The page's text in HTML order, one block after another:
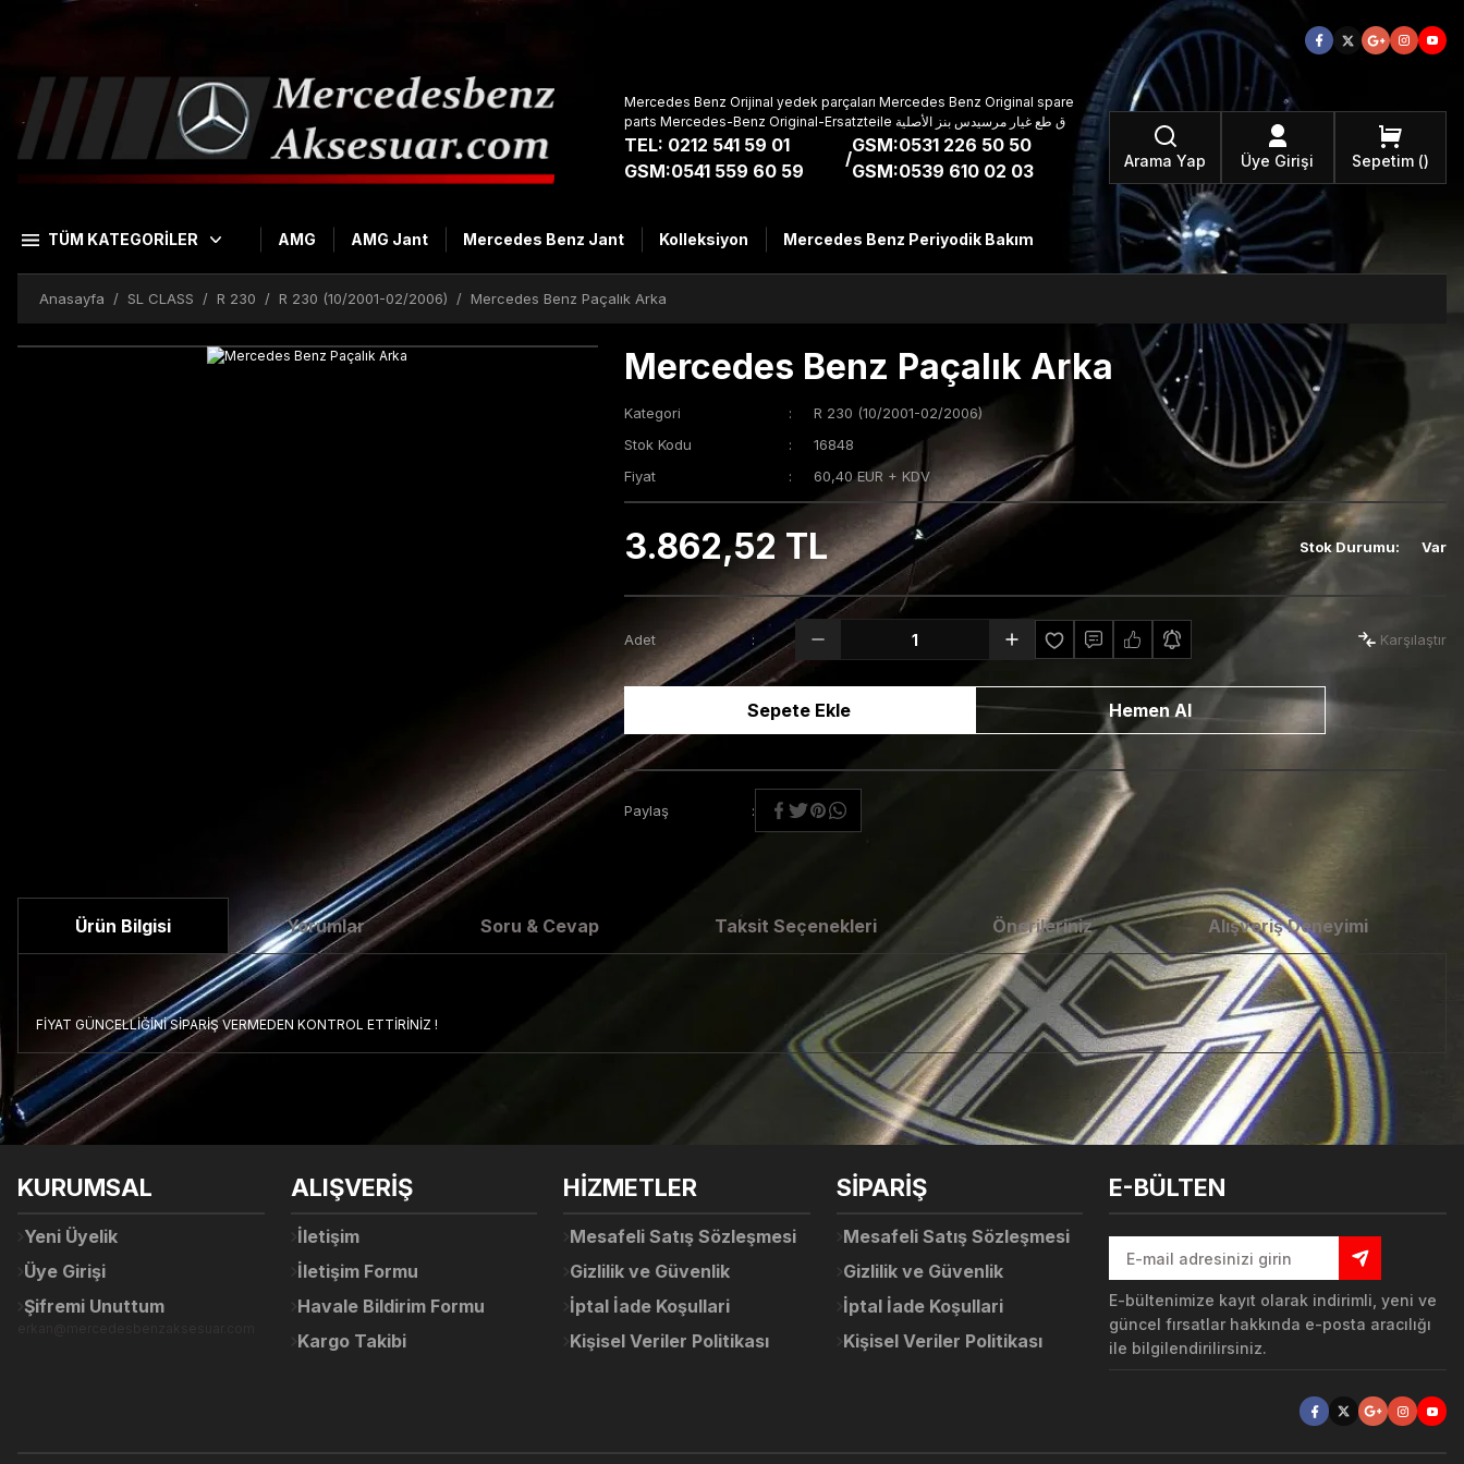
Mercedes Benz Orijinal yedek parçaları Mercedes Benz Original spare
parts Mercedes-Benz Original-Ersatzteile ق طع غيار مرسيدس بنز الأصلية
TEL: 0212 541 59 01
GSM:0541 559 60 59
/
GSM:0531 226 50 50
GSM:0539 610 02 03
Arama Yap Üye Girişi Sepetim
TÜM KATEGORİLER AMG AMG Jant Mercedes Benz Jant Kolleksiyon Mercedes Benz Periyodik Bakım
Anasayfa SL CLASS R 230 R 230 (10/2001-02/2006) Mercedes Benz Paçalık Arka
Mercedes Benz Paçalık Arka
Kategori
R 230 (10/2001-02/2006)
Stok Kodu
16848
Fiyat
60,40 EUR + KDV
3.862,52 TL Stok Durumu: Var
Adet Karşılaştır
Sepete Ekle Hemen Al
Paylaş
Ürün Bilgisi Yorumlar Soru & Cevap Taksit Seçenekleri Önerileriniz Alışveriş Deneyimi
FİYAT GÜNCELLİĞİNİ SİPARİŞ VERMEDEN KONTROL ETTİRİNİZ !
Yorum Yaz
Bu ürünün fiyat bilgisi, resim, ürün açıklamalarında ve diğer konularda yetersiz gördüğünüz noktaları öneri formunu kullanarak tarafımıza iletebilirsiniz.
Görüş ve önerileriniz için teşekkür ederiz.
Ürün açıklamasında eksik bilgiler bulunuyor.
Bu ürüne benzer farklı alternatifler olmalı.
Deneyimini Paylaş
KURUMSAL
Yeni Üyelik
Üye Girişi
Şifremi Unuttum
ALIŞVERİŞ
İletişim
İletişim Formu
Havale Bildirim Formu
Kargo Takibi
HİZMETLER
Mesafeli Satış Sözleşmesi
Gizlilik ve Güvenlik
İptal İade Koşullari
Kişisel Veriler Politikası
SİPARİŞ
Mesafeli Satış Sözleşmesi
Gizlilik ve Güvenlik
İptal İade Koşullari
Kişisel Veriler Politikası
E-BÜLTEN
E-bültenimize kayıt olarak indirimli, yeni ve
güncel fırsatlar hakkında e-posta aracılığı
ile bilgilendirilirsiniz.